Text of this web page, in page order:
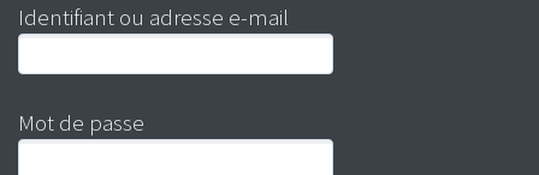
Identifiant ou adresse e-mail
Mot de passe